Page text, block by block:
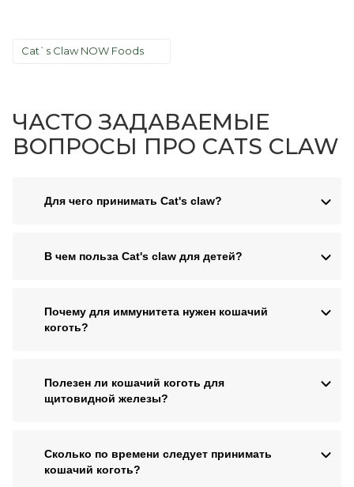
Cat`s Claw NOW Foods
ЧАСТО ЗАДАВАЕМЫЕ
ВОПРОСЫ ПРО CATS CLAW
Для чего принимать Cat's claw?
В чем польза Cat's claw для детей?
Почему для иммунитета нужен кошачий
коготь?
Полезен ли кошачий коготь для
щитовидной железы?
Сколько по времени следует принимать
кошачий коготь?